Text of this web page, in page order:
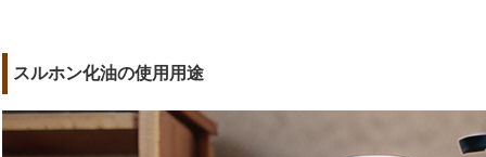
スルホン化油の使用用途